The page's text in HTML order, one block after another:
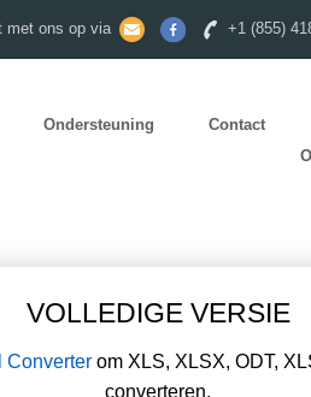
met ons op via +1 (855)
Ondersteuning Contact
VOLLEDIGE VERSIE
Converterom XLS, XLSX, ODT,
converteren.